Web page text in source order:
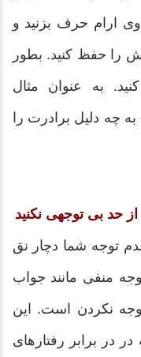
ارام حرف بزنید و
را حفظ کنید. بطور
به عنوان مثال
چه دلیل برادرت را
حد بی توجهی نکنید
توجه شما دچار نق
منفی مانند جواب
نكردن است. این
در برابر رفتارهای